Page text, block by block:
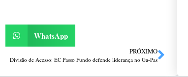
WhatsApp
PRÓXIMO
Divisão de Acesso: EC Passo Fundo defende liderança no Ga-Pas